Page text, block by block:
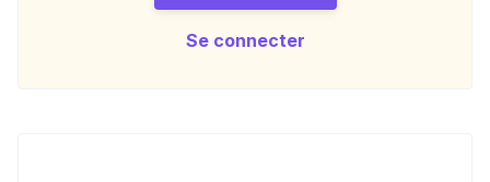
Se connecter